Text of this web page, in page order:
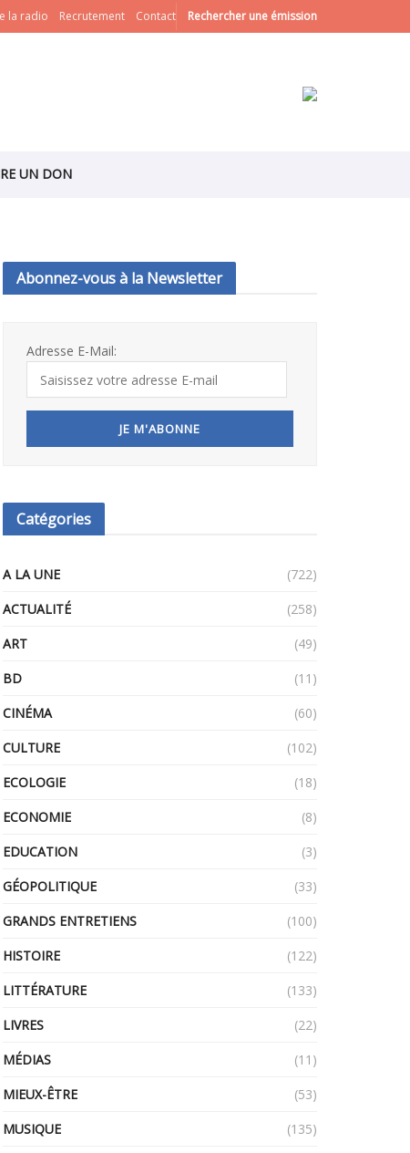
la radio Recrutement Contact Rechercher une émission
UN DON
Abonnez-vous à la Newsletter
Adresse E-Mail:
Catégories
A LA UNE
(722)
ACTUALITÉ
(258)
ART
(49)
BD
(11)
CINÉMA
(60)
CULTURE
(102)
ECOLOGIE
(18)
ECONOMIE
(8)
EDUCATION
(3)
GÉOPOLITIQUE
(33)
GRANDS ENTRETIENS
(100)
HISTOIRE
(122)
LITTÉRATURE
(133)
LIVRES
(22)
MÉDIAS
(11)
MIEUX-ÊTRE
(53)
MUSIQUE
(135)